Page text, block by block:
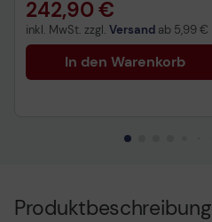
242,90 €
inkl. MwSt. zzgl. Versand ab 5,99 €
In den Warenkorb
Produktbeschreibung